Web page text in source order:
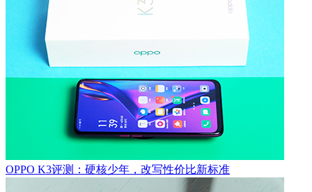
OPPO K3评测：硬核少年，改写性价比新标准